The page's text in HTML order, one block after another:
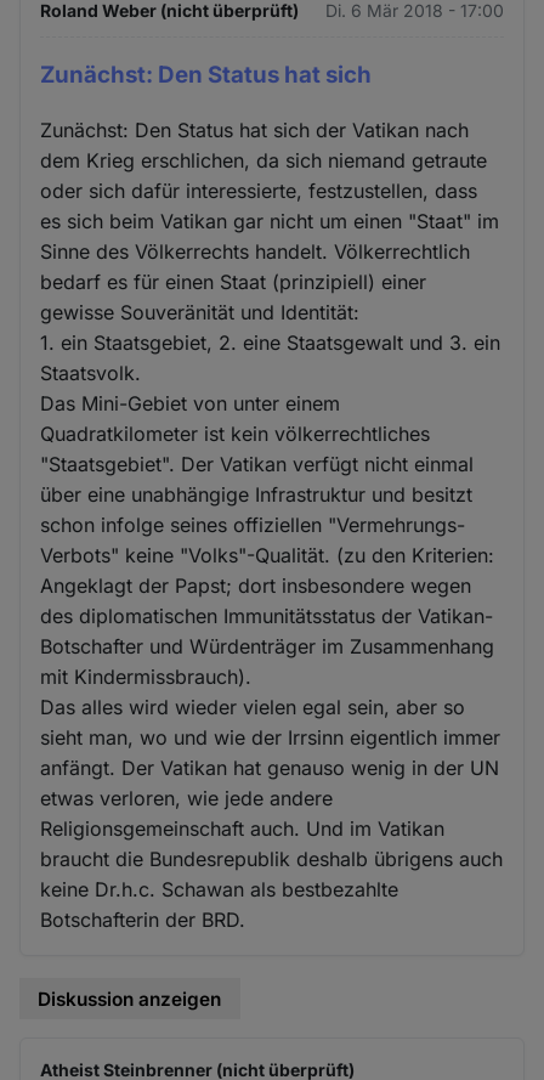
Roland Weber (nicht überprüft) Di. 6 Mär 2018 - 17:00
Zunächst: Den Status hat sich
Zunächst: Den Status hat sich der Vatikan nach
dem Krieg erschlichen, da sich niemand getraute
oder sich dafür interessierte, festzustellen, dass
es sich beim Vatikan gar nicht um einen "Staat" im
Sinne des Völkerrechts handelt. Völkerrechtlich
bedarf es für einen Staat (prinzipiell) einer
gewisse Souveränität und Identität:
1. ein Staatsgebiet, 2. eine Staatsgewalt und 3. ein
Staatsvolk.
Das Mini-Gebiet von unter einem
Quadratkilometer ist kein völkerrechtliches
"Staatsgebiet". Der Vatikan verfügt nicht einmal
über eine unabhängige Infrastruktur und besitzt
schon infolge seines offiziellen "Vermehrungs-
Verbots" keine "Volks"-Qualität. (zu den Kriterien:
Angeklagt der Papst; dort insbesondere wegen
des diplomatischen Immunitätsstatus der Vatikan-
Botschafter und Würdenträger im Zusammenhang
mit Kindermissbrauch).
Das alles wird wieder vielen egal sein, aber so
sieht man, wo und wie der Irrsinn eigentlich immer
anfängt. Der Vatikan hat genauso wenig in der UN
etwas verloren, wie jede andere
Religionsgemeinschaft auch. Und im Vatikan
braucht die Bundesrepublik deshalb übrigens auch
keine Dr.h.c. Schawan als bestbezahlte
Botschafterin der BRD.
Diskussion anzeigen
Atheist Steinbrenner (nicht überprüft)